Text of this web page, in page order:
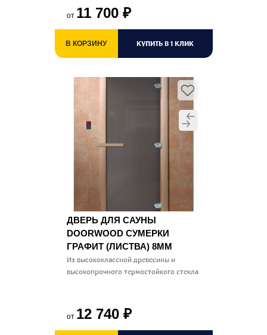
от 11 700 ₽
В КОРЗИНУ КУПИТЬ В 1 КЛИК
ДВЕРЬ ДЛЯ САУНЫ
DOORWOOD СУМЕРКИ
ГРАФИТ (ЛИСТВА) 8ММ
Из высококлассной древесины и
высокопрочного термостойкого стекла
от 12 740 ₽